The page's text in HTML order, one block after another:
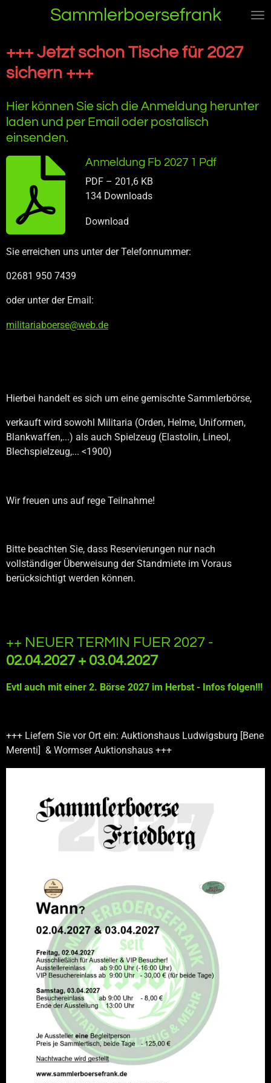
Sammlerboersefrank
+++ Jetzt schon Tische für 2027
sichern +++
Hier können Sie sich die Anmeldung herunter
laden und per Email oder postalisch
einsenden.
Anmeldung Fb 2027 1 Pdf
PDF – 201,6 KB
134 Downloads
Download
Sie erreichen uns unter der Telefonnummer:
02681 950 7439
oder unter der Email:
militariaboerse@web.de
Hierbei handelt es sich um eine gemischte Sammlerbörse,
verkauft wird sowohl Militaria (Orden, Helme, Uniformen,
Blankwaffen,...) als auch Spielzeug (Elastolin, Lineol,
Blechspielzeug,... <1900)
Wir freuen uns auf rege Teilnahme!
Bitte beachten Sie, dass Reservierungen nur nach
vollständiger Überweisung der Standmiete im Voraus
berücksichtigt werden können.
++ NEUER TERMIN FUER 2027 -
02.04.2027 + 03.04.2027
Evtl auch mit einer 2. Börse 2027 im Herbst - Infos folgen!!!
+++ Liefern Sie vor Ort ein: Auktionshaus Ludwigsburg [Bene
Merenti] & Wormser Auktionshaus +++